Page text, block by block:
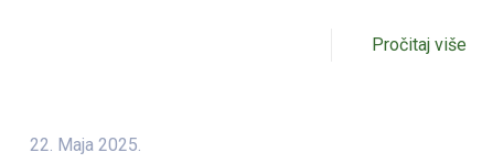
Pročitaj više
22. Maja 2025.